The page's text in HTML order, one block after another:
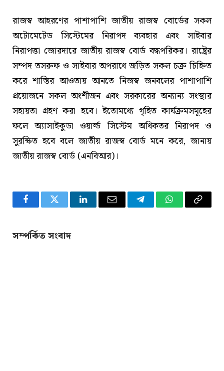
রাজস্ব আহরণের পাশাপাশি জাতীয় রাজস্ব বোর্ডের সকল
অটোমেটেড সিস্টেমের নিরাপদ ব্যবহার এবং সাইবার
নিরাপত্তা জোরদারে জাতীয় রাজস্ব বোর্ড বদ্ধপরিকর। রাষ্ট্রের
সম্পদ তসরুফ ও সাইবার অপরাধে জড়িত সকল চক্র চিহ্নিত
করে শাস্তির আওতায় আনতে নিজস্ব জনবলের পাশাপাশি
প্রয়োজনে সকল অংশীজন এবং সরকারের অন্যান্য সংস্থার
সহায়তা গ্রহণ করা হবে। ইতোমধ্যে গৃহিত কার্যক্রমসমূহের
ফলে অ্যাসাইকুডা ওয়ার্ল্ড সিস্টেম অধিকতর নিরাপদ ও
সুরক্ষিত হবে বলে জাতীয় রাজস্ব বোর্ড মনে করে, জানায়
জাতীয় রাজস্ব বোর্ড (এনবিআর)।
FacebookTwitter LinkedInEmail TelegramWhatsApp
Copy
সম্পর্কিত সংবাদ